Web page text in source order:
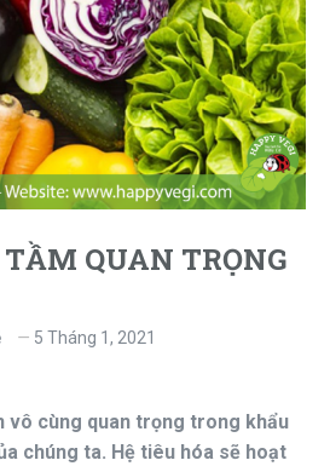
QUAN TRỌNG
5 Tháng 1, 2021
vô cùng quan trọng trong khẩu
chúng ta. Hệ tiêu hóa sẽ hoạt